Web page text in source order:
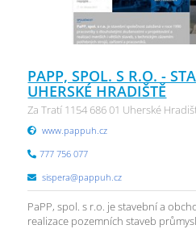
PAPP, SPOL. S R.O. -
UHERSKÉ HRADIŠTĚ
Za Tratí 1154 686 01 Uherské
www.pappuh.cz
777 756 077
sispera@pappuh.cz
PaPP, spol. s r.o. je stavební a
realizace pozemních staveb